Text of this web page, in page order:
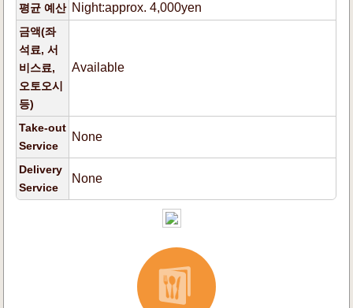
평균 예산 Night:approx. 4,000yen
금액(좌
석료, 서
비스료,
오토오시
등)
Available
Take-out
Service
None
Delivery
Service
None